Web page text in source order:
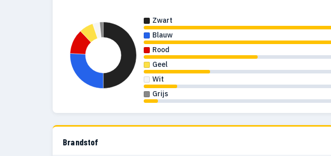
Zwart
Blauw
Rood
Geel
Wit
Grijs
Brandstof